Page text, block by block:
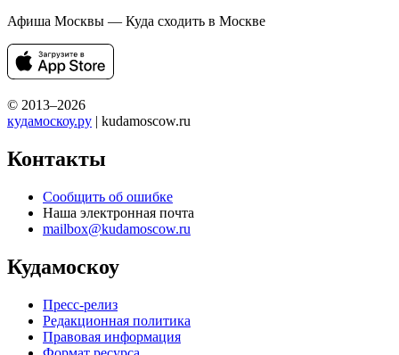
Афиша Москвы — Куда сходить в Москве
© 2013–2026
кудамоскоу.ру | kudamoscow.ru
Контакты
Сообщить об ошибке
Наша электронная почта
mailbox@kudamoscow.ru
Кудамоскоу
Пресс-релиз
Редакционная политика
Правовая информация